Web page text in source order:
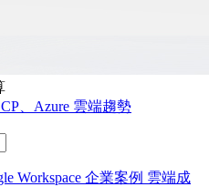
、Azure 雲端趨勢
Workspace 企業案例 雲端成